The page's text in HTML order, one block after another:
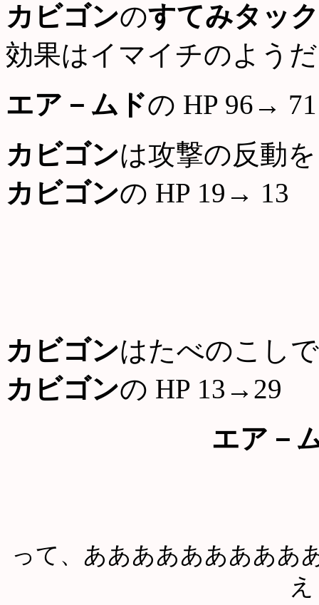
カビゴンのすてみタッ
効果はイマイチのようだ
エア－ムドの HP 96→ 71
カビゴンは攻撃の反動
カビゴンの HP 19→ 13
カビゴンはたべのこし
カビゴンの HP 13→29
エア－
って、あああああああああ